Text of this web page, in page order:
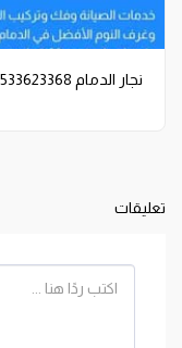
نجار الدمام 0533623368 بخصم 30%
تعليقات